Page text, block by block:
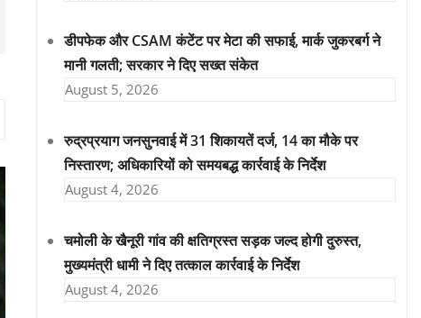
डीपफेक और CSAM कंटेंट पर मेटा की सफाई, मार्क जुकरबर्ग ने
मानी गलती; सरकार ने दिए सख्त संकेत
August 5, 2026
रुद्रप्रयाग जनसुनवाई में 31 शिकायतें दर्ज, 14 का मौके पर
निस्तारण; अधिकारियों को समयबद्ध कार्रवाई के निर्देश
August 4, 2026
चमोली के खैनूरी गांव की क्षतिग्रस्त सड़क जल्द होगी दुरुस्त,
मुख्यमंत्री धामी ने दिए तत्काल कार्रवाई के निर्देश
August 4, 2026